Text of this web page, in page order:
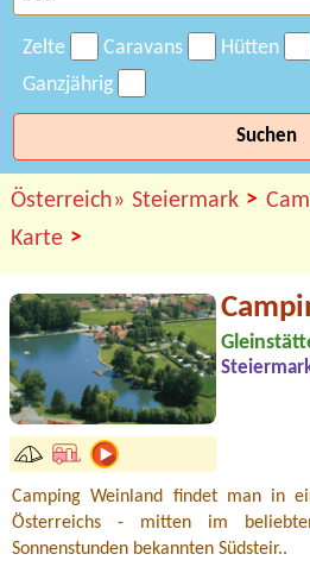
Zelte Caravans Hütten
Ganzjährig
Suchen
Österreich» Steiermark >
Karte >
Camping Weinland findet man in
Österreichs - mitten im
Sonnenstunden bekannten Südsteir..